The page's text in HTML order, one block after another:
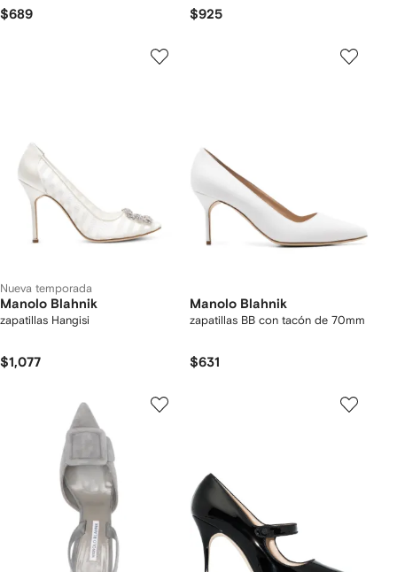
$689 $925
Nueva temporada
Manolo Blahnik
zapatillas Hangisi
$1,077
Manolo Blahnik
zapatillas BB con tacón de 70mm
$631